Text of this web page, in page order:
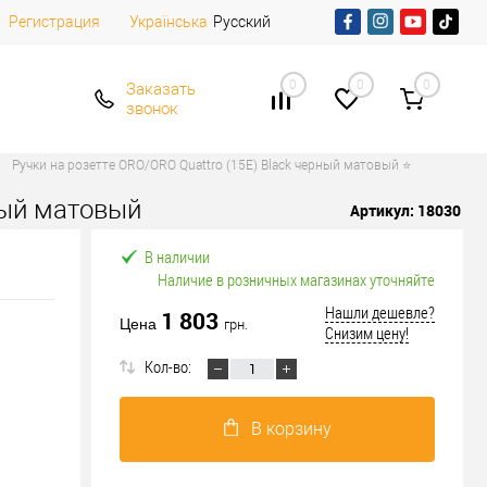
Регистрация Українська Русский
Заказать
звонок
0 0 0
Ручки на розетте ORO/ORO Quattro (15E) Black черный матовый ⭐
матовый Артикул: 18030
В наличии
Наличие в розничных магазинах уточняйте
Цена 1 803 грн.
Нашли дешевле?
Снизим цену!
Кол-во:
В корзину